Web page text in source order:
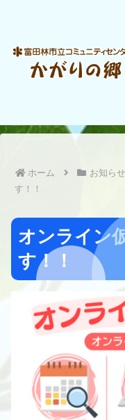
ホーム お知らせ
す！！
オンライン
す！！